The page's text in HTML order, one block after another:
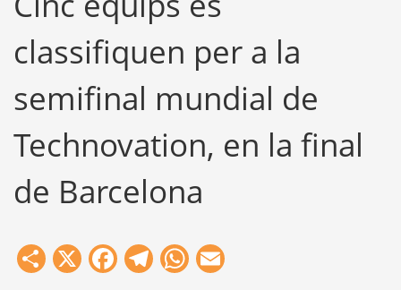
Eines
classifiquen per a la
semifinal mundial de
Technovation, en la final
de Barcelona
Share
X Facebook
Telegram
WhatsApp